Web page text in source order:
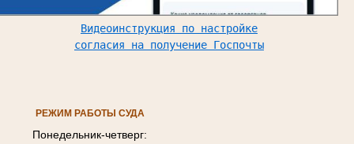
Видеоинструкция по настройке
согласия на получение Госпочты
РЕЖИМ РАБОТЫ СУДА
Понедельник-четверг: